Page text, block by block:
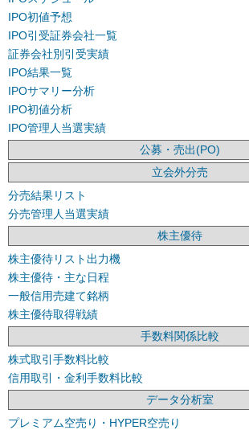
IPO初値予想
IPO引受証券会社一覧
証券会社別引受実績
IPO結果一覧
IPOサマリー分析
IPO初値分析
IPO管理人当選実績
公募・売出(PO)
立会外分売
分売結果リスト
分売管理人当選実績
株主優待
株主優待リスト出力機
株主優待・主な日程
一般信用売建て銘柄
株主優待取得戦績
手数料関係比較
株式取引手数料比較
信用取引・金利手数料比較
データ分析室
プレミアム空売り・HYPER空売り